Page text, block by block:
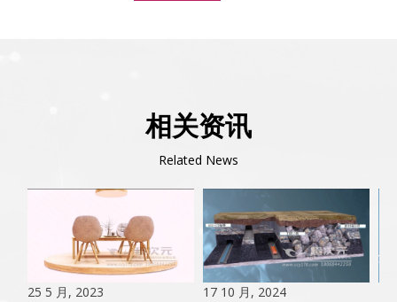
相关资讯
Related News
25 5 月, 2023 17 10 月, 2024